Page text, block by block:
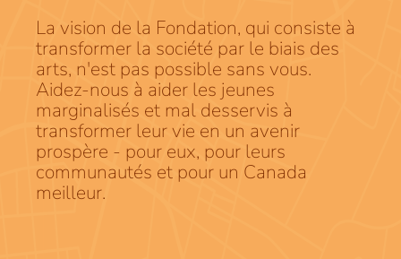
La vision de la Fondation, qui consiste à
transformer la société par le biais des
arts, n'est pas possible sans vous.
Aidez-nous à aider les jeunes
marginalisés et mal desservis à
transformer leur vie en un avenir
prospère - pour eux, pour leurs
communautés et pour un Canada
meilleur.